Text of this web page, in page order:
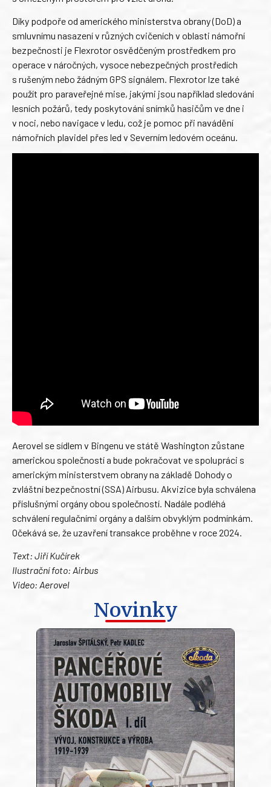
Díky podpoře od amerického ministerstva obrany (DoD) a
smluvnímu nasazení v různých cvičeních v oblasti námořní
bezpečnosti je Flexrotor osvědčeným prostředkem pro
operace v náročných, vysoce nebezpečných prostředích
s rušeným nebo žádným GPS signálem. Flexrotor lze také
použít pro paraveřejné mise, jakými jsou například sledování
lesních požárů, tedy poskytování snímků hasičům ve dne i
v noci, nebo navigace v ledu, což je pomoc při navádění
námořních plavidel přes led v Severním ledovém oceánu.
Aerovel se sídlem v Bingenu ve státě Washington zůstane
americkou společností a bude pokračovat ve spolupráci s
americkým ministerstvem obrany na základě Dohody o
zvláštní bezpečnostní (SSA) Airbusu. Akvizice byla schválena
příslušnými orgány obou společností. Nadále podléhá
schválení regulačními orgány a dalším obvyklým podmínkám.
Očekává se, že uzavření transakce proběhne v roce 2024.
Text: Jiří Kučírek
Ilustrační foto: Airbus
Video: Aerovel
Novinky